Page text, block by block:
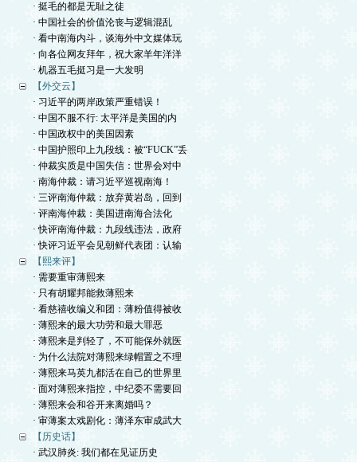
· 挺毛的都是无耻之徒
· 中国社会的价值沦丧与逻辑混乱
· 看中南海内斗，谈海外中文媒体玩
· 向各位网友拜年，祝大家羊年洋洋
· 机器五毛挺习是一大发明
【外交云】
· 习近平的两岸政策严重错误！
· 中国不服不行: 太平洋是美国的内
· 中国政权中的美国因素
· 中国护照印上九段线：被“FUCK”丢
· 仲裁实质是中国失信：世界会对中
· 南海仲裁：请习近平巡视南海！
· 三评南海仲裁：放弃黄岩岛，回到
· 评南海仲裁：美国进南海合法化
· 快评南海仲裁：九段线违法，政府
· 快评习近平会见朝鲜代表团：认输
【熙来评】
· 需要重审薄熙来
· 只有胡耀邦能救薄熙来
· 看慈禧收编义和团：薄粉值得被收
· 薄熙来的最大功劳和最大罪恶
· 薄熙来是判轻了，不可能保外就医
· 为什么法院对薄熙来绿帽置之不理
· 薄熙来马英九都活在自己的世界里
· 面对薄熙来指控，中纪委不需要回
· 薄熙来会和谷开来离婚吗？
· 审薄案太戏剧化：薄泽东审成武大
【历史话】
· 武汉肺炎: 我们都在见证历史